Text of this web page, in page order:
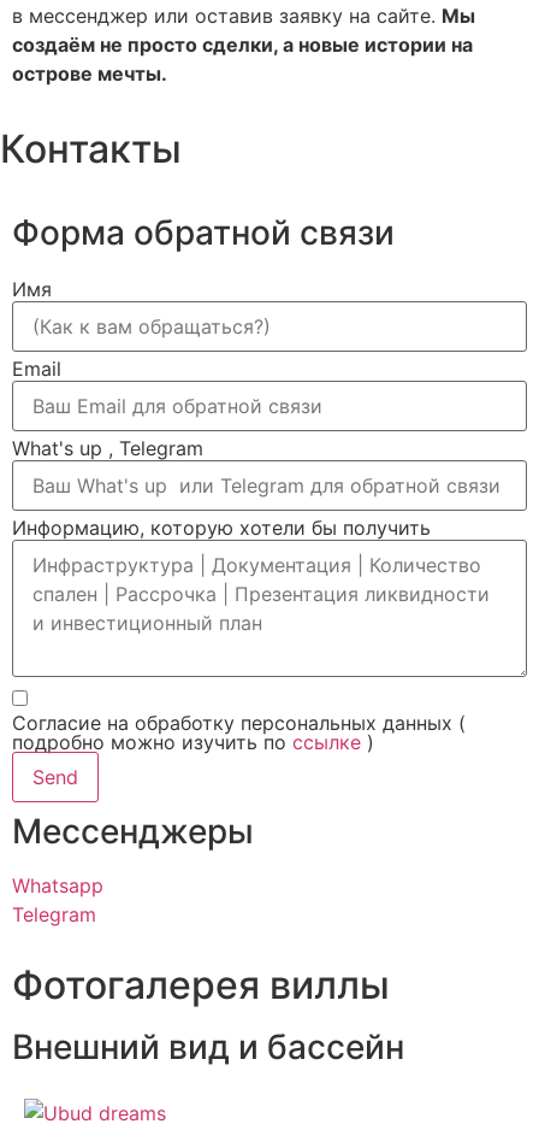
в мессенджер или оставив заявку на сайте. Мы
создаём не просто сделки, а новые истории на
острове мечты.
Контакты
Форма обратной связи
Имя
Email
What's up , Telegram
Информацию, которую хотели бы получить
Согласие на обработку персональных данных (
подробно можно изучить по ссылке )
Send
Мессенджеры
Whatsapp
Telegram
Фотогалерея виллы
Внешний вид и бассейн